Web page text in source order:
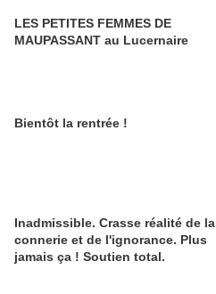
LES PETITES FEMMES DE
MAUPASSANT au Lucernaire
Bientôt la rentrée !
Inadmissible. Crasse réalité de la
connerie et de l'ignorance. Plus
jamais ça ! Soutien total.